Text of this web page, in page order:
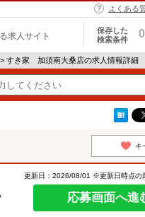
よくある
求人サイト
保存した
検索条件
0
> すき家 加須南大桑店の求人情報詳細
キ
更新日：2026/08/01 ※更新日時点の
応募画面へ進